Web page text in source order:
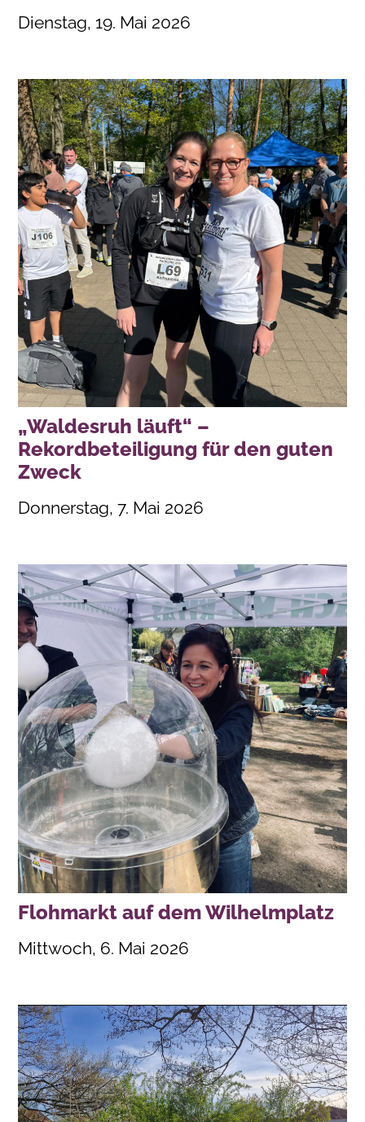
Dienstag, 19. Mai 2026
„Waldesruh läuft“ –
Rekordbeteiligung für den guten
Zweck
Donnerstag, 7. Mai 2026
Flohmarkt auf dem Wilhelmplatz
Mittwoch, 6. Mai 2026